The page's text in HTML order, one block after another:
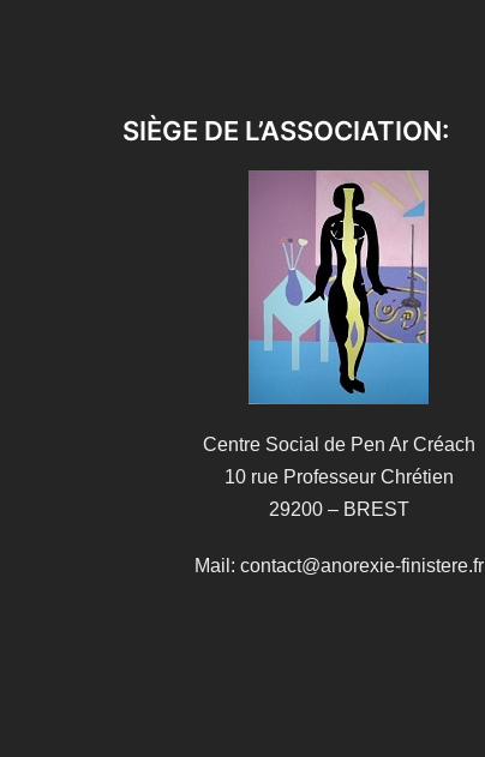
SIÈGE DE L’ASSOCIATION:
Centre Social de Pen Ar Créach
10 rue Professeur Chrétien
29200 – BREST
Mail: contact@anorexie-finistere.fr